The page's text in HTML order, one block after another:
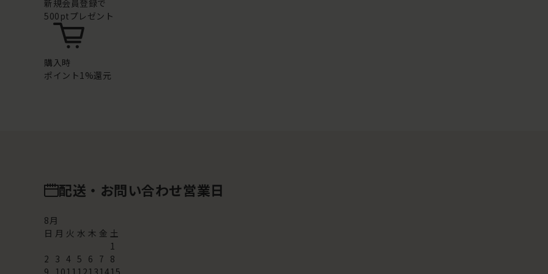
新規会員登録で
500ptプレゼント
購入時
ポイント1%還元
配送・お問い合わせ営業日
8月
日 月 火 水 木 金 土
1
2 3 4 5 6 7 8